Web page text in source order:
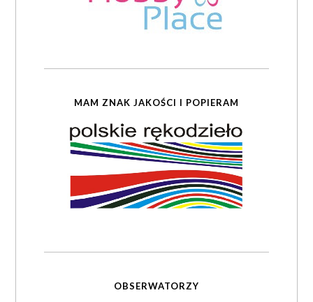
MAM ZNAK JAKOŚCI I POPIERAM
OBSERWATORZY